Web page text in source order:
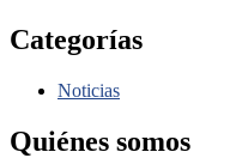
Categorías
Noticias
Quiénes somos